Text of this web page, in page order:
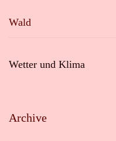
Wald
Wetter und Klima
Archive